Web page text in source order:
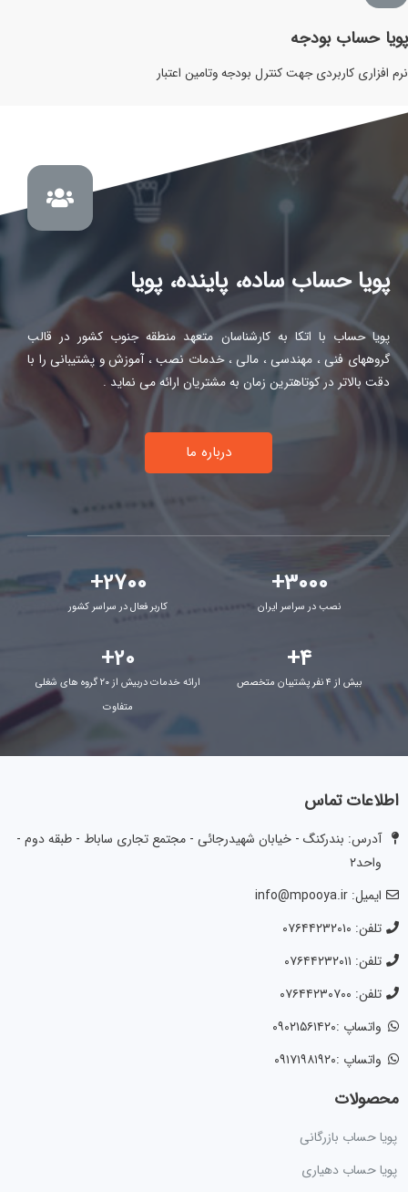
پویا حساب بودجه
نرم افزاری کاربردی جهت کنترل بودجه وتامین اعتبار
پویا حساب ساده، پاینده، پویا
پویا حساب با اتکا به کارشناسان متعهد منطقه جنوب کشور در قالب
گروههای فنی ، مهندسی ، مالی ، خدمات نصب ، آموزش و پشتیبانی را با
دقت بالاتر در کوتاهترین زمان به مشتریان ارائه می نماید .
درباره ما
3000
+
نصب در سراسر ایران
2700
+
کاربر فعال در سراسر کشور
4
+
بیش از ۴ نفر پشتیبان متخصص
20
+
ارائه خدمات دربیش از ۲۰ گروه های شغلی
متفاوت
اطلاعات تماس
آدرس: بندرکنگ - خیابان شهیدرجائی - مجتمع تجاری ساباط - طبقه دوم -
واحد۲
ایمیل: info@mpooya.ir
تلفن: ۰۷۶۴۴۲۳۲۰۱۰
تلفن: ۰۷۶۴۴۲۳۲۰۱۱
تلفن: ۰۷۶۴۴۲۳۰۷۰۰
واتساپ :۰۹۰۲۱۵۶۱۴۲۰
واتساپ :۰۹۱۷۱۹۸۱۹۲۰
محصولات
پویا حساب بازرگانی
پویا حساب دهیاری